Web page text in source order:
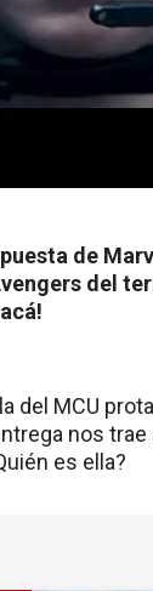
de
del
del MCU
nos
es ella?